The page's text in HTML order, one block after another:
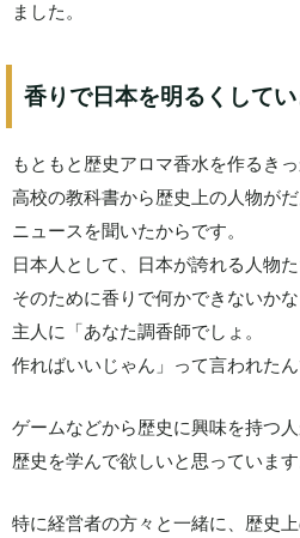
ました。
香りで日本を明るくして
もともと歴史アロマ香水を作るき
高校の教科書から歴史上の人物が
ニュースを聞いたからです。
日本人として、日本が誇れる人物
そのために香りで何かできないかな
主人に「あなた調香師でしょ。
作ればいいじゃん」って言われたん
ゲームなどから歴史に興味を持つ
歴史を学んで欲しいと思っています
特に経営者の方々と一緒に、歴史